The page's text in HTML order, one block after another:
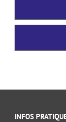
INFOS